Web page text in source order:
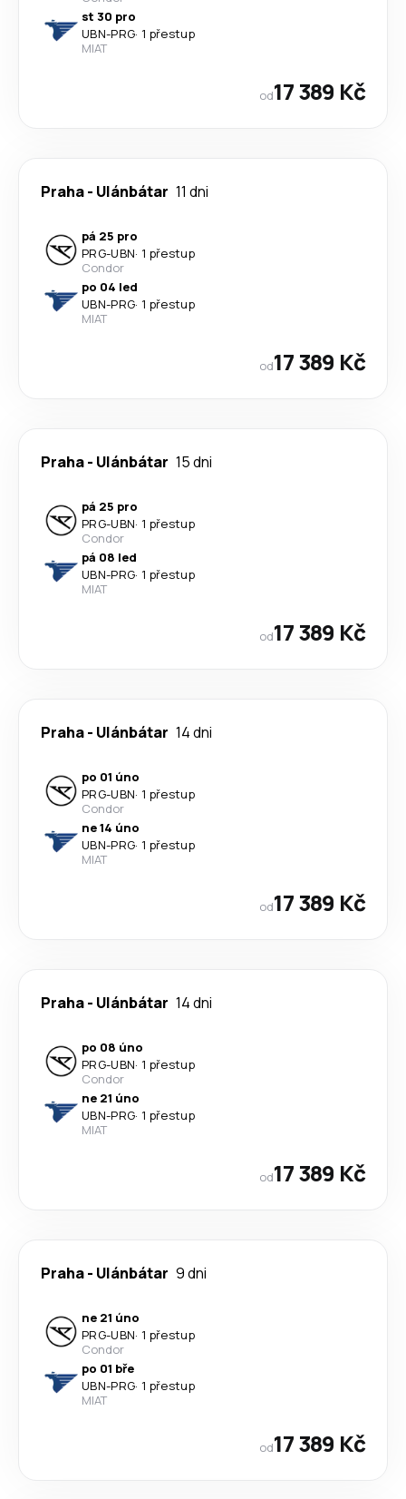
st 30 pro
UBN-PRG· 1 přestup
MIAT
od17 389 Kč
Praha- Ulánbátar 11 dni
pá 25 pro
PRG-UBN· 1 přestup
Condor
po 04 led
UBN-PRG· 1 přestup
MIAT
od17 389 Kč
Praha- Ulánbátar 15 dni
pá 25 pro
PRG-UBN· 1 přestup
Condor
pá 08 led
UBN-PRG· 1 přestup
MIAT
od17 389 Kč
Praha- Ulánbátar 14 dni
po 01 úno
PRG-UBN· 1 přestup
Condor
ne 14 úno
UBN-PRG· 1 přestup
MIAT
od17 389 Kč
Praha- Ulánbátar 14 dni
po 08 úno
PRG-UBN· 1 přestup
Condor
ne 21 úno
UBN-PRG· 1 přestup
MIAT
od17 389 Kč
Praha- Ulánbátar 9 dni
ne 21 úno
PRG-UBN· 1 přestup
Condor
po 01 bře
UBN-PRG· 1 přestup
MIAT
od17 389 Kč